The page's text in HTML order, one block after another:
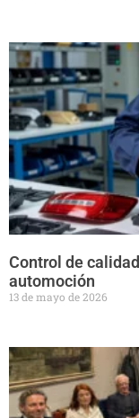
Control de
automoción
13 de mayo de 2026